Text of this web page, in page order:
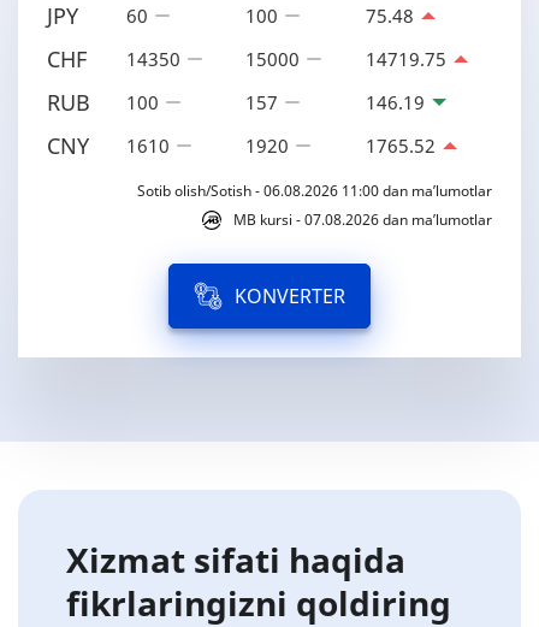
JPY 60 100 75.48
CHF 14350 15000 14719.75
RUB 100 157 146.19
CNY 1610 1920 1765.52
Sotib olish/Sotish - 06.08.2026 11:00 dan ma’lumotlar
MB kursi - 07.08.2026 dan ma’lumotlar
KONVERTER
Xizmat sifati haqida
fikrlaringizni qoldiring